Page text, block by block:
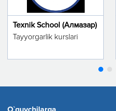
Texnik School (Алмазар)
Tayyorgarlik kurslari